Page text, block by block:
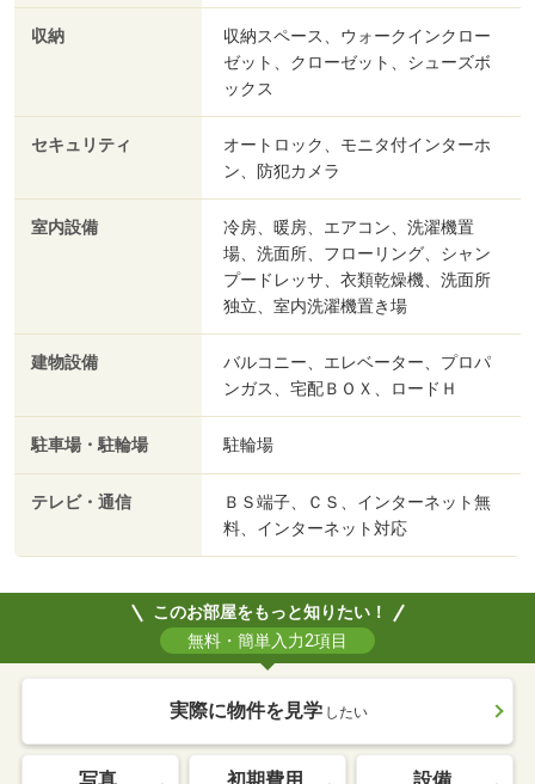
収納
収納スペース、ウォークインクロー
ゼット、クローゼット、シューズボ
ックス
セキュリティ
オートロック、モニタ付インターホ
ン、防犯カメラ
室内設備
冷房、暖房、エアコン、洗濯機置
場、洗面所、フローリング、シャン
プードレッサ、衣類乾燥機、洗面所
独立、室内洗濯機置き場
建物設備
バルコニー、エレベーター、プロパ
ンガス、宅配ＢＯＸ、ロードＨ
駐車場・駐輪場 駐輪場
テレビ・通信
ＢＳ端子、ＣＳ、インターネット無
料、インターネット対応
このお部屋をもっと知りたい！
無料・簡単入力2項目
実際に物件を見学 したい